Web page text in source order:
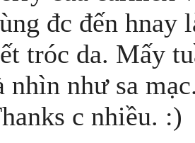
đc đến hnay
tróc da. Mấy
nhìn như sa
c nhiều. :)